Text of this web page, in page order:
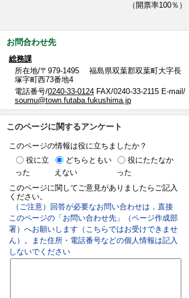
（開票率100％）
お問合わせ先
総務課
所在地/〒979-1495 福島県双葉郡双葉町大字長
塚字町西73番地4
電話番号/0240-33-0124 FAX/0240-33-2115 E-mail/
soumu@town.futaba.fukushima.jp
このページに関するアンケート
このページの情報は役に立ちましたか？
役に立
った
どちらともい
えない
役にたたなか
った
このページに関してご意見がありましたらご記入
ください。
（ご注意）回答が必要なお問い合わせは，直接
このページの「お問い合わせ先」（ページ作成部
署）へお願いします（こちらではお受けできませ
ん）。また住所・電話番号などの個人情報は記入
しないでください